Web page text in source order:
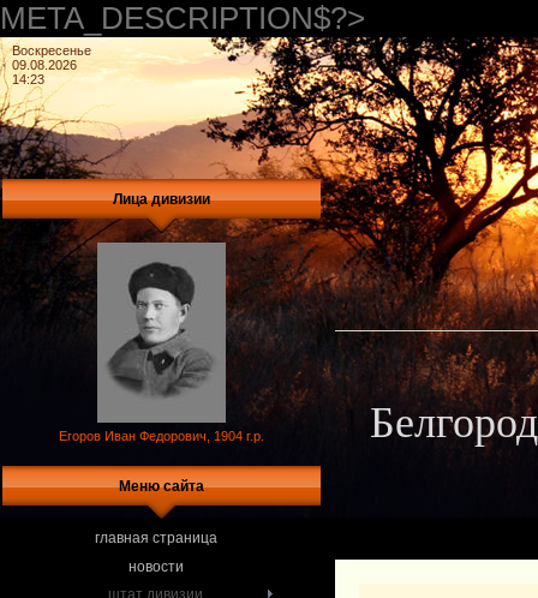
META_DESCRIPTION$?>
Воскресенье
09.08.2026
14:23
Лица дивизии
Егоров Иван Федорович, 1904 г.р.
Меню сайта
главная страница
новости
штат дивизии